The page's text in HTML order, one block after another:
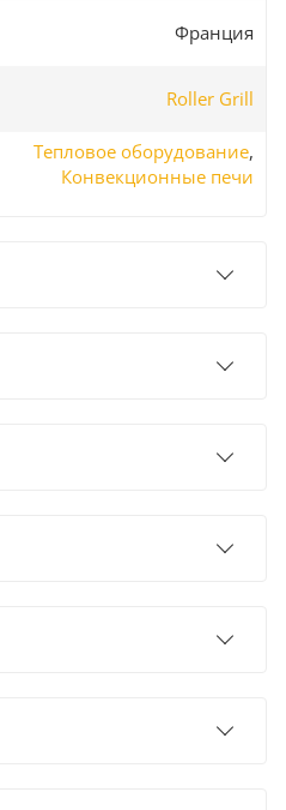
Франция
Roller Grill
Тепловое оборудование,
Конвекционные печи